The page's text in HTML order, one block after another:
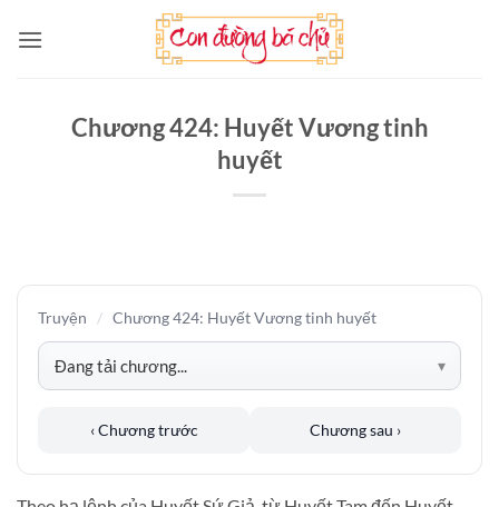
qua
Chương 424: Huyết Vương tinh
huyết
Truyện / Chương 424: Huyết Vương tinh huyết
‹ Chương trước Chương sau ›